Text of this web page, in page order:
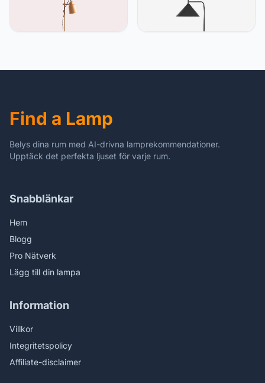
SKLUM SKLUM Charlotte
SKLUM SKLUM Cambrea
Metal Floor Lamp
Find a Lamp
Belys dina rum med AI-drivna lamprekommendationer.
Upptäck det perfekta ljuset för varje rum.
Snabblänkar
Hem
Blogg
Pro Nätverk
Lägg till din lampa
Information
Villkor
Integritetspolicy
Affiliate-disclaimer